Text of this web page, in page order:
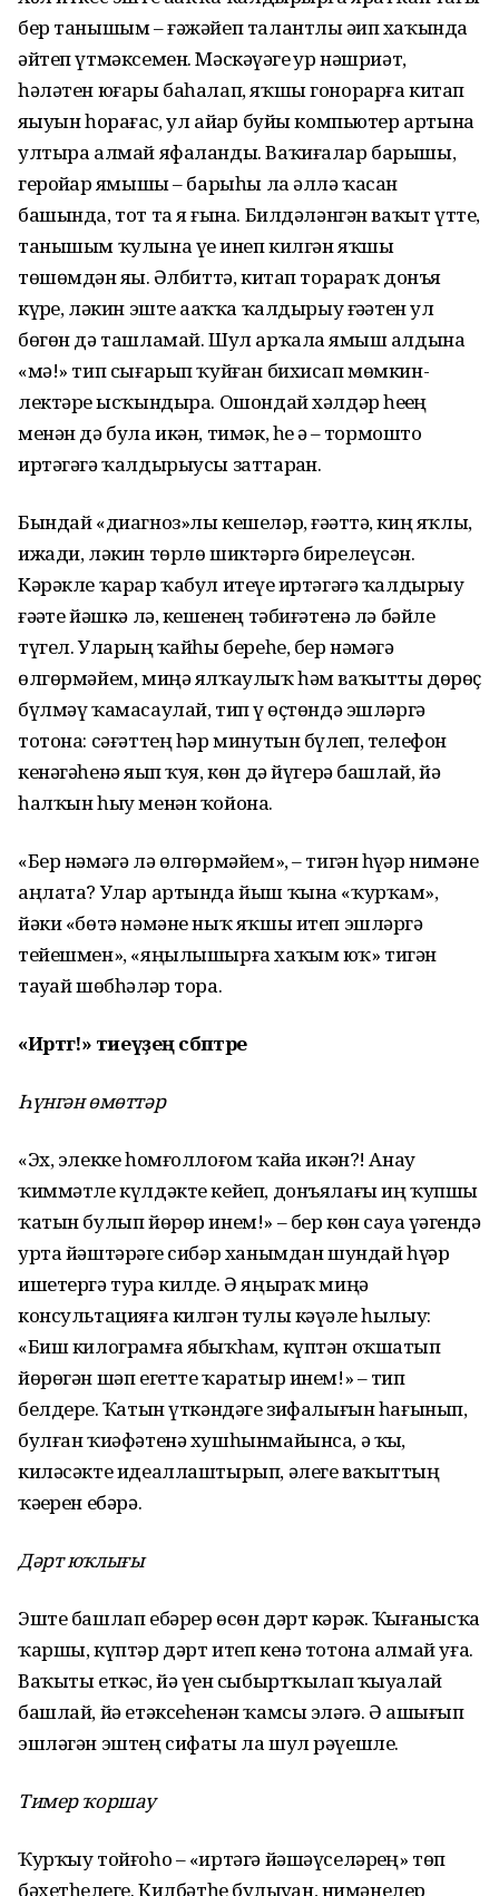
бер танышым – ғәжәйеп талантлы әҙип хаҡында
әйтеп үтмәксемен. Мәскәүҙәге ҙур нәшриәт,
һәләтен юғары баһалап, яҡшы гонорарға китап
яҙыуын һорағас, ул айҙар буйы компьютер артына
ултыра алмай яфаланды. Ваҡиғалар барышы,
геройҙар яҙмышы – барыһы ла әллә ҡасан
башында, тот та яҙ ғына. Билдәләнгән ваҡыт үтте,
танышым ҡулына үҙе инеп килгән яҡшы
төшөмдән яҙҙы. Әлбиттә, китап торараҡ донъя
күрҙе, ләкин эште аҙаҡҡа ҡалдырыу ғәҙәтен ул
бөгөн дә ташламай. Шул арҡала яҙмыш алдына
«мә!» тип сығарып ҡуйған бихисап мөмкин­
лектәрҙе ысҡындыра. Ошондай хәлдәр һеҙҙең
менән дә була икән, тимәк, һеҙ ҙә – тормошто
иртәгәгә ҡалдырыусы заттарҙан.
Бындай «диагноз»лы кешеләр, ғәҙәттә, киң яҡлы,
ижади, ләкин төрлө шиктәргә бирелеүсән.
Кәрәкле ҡарар ҡабул итеүҙе иртәгәгә ҡалдырыу
ғәҙәте йәшкә лә, кешенең тәбиғәтенә лә бәйле
түгел. Уларҙың ҡайһы береһе, бер нәмәгә
өлгөрмәйем, миңә ялҡаулыҡ һәм ваҡытты дөрөҫ
бүлмәү ҡамасаулай, тип үҙ өҫтөндә эшләргә
тотона: сәғәттең һәр минутын бүлеп, телефон
кенәгәһенә яҙып ҡуя, көн дә йүгерә башлай, йә
һалҡын һыу менән ҡойона.
«Бер нәмәгә лә өлгөрмәйем», – тигән һүҙҙәр нимәне
аңлата? Улар артында йыш ҡына «ҡурҡам»,
йәки «бөтә нәмәне ныҡ яҡшы итеп эшләргә
тейешмен», «яңылышырға хаҡым юҡ» тигән
тауҙай шөбһәләр тора.
«Иртәгә!» тиеүҙең сәбәптәре
Һүнгән өмөттәр
«Эх, элекке һомғоллоғом ҡайҙа икән?! Анау
ҡиммәтле күлдәкте кейеп, донъялағы иң ҡупшы
ҡатын булып йөрөр инем!» – бер көн сауҙа үҙәгендә
урта йәштәрҙәге сибәр ханымдан шундай һүҙҙәр
ишетергә тура килде. Ә яңыраҡ миңә
консультацияға килгән тулы кәүҙәле һылыу:
«Биш килограмға ябыҡһам, күптән оҡшатып
йөрөгән шәп егетте ҡаратыр инем!» – тип
белдерҙе. Ҡатын үткәндәге зифалығын һағынып,
булған ҡиәфәтенә хушһынмайынса, ә ҡыҙ,
киләсәкте идеаллаштырып, әлеге ваҡыттың
ҡәҙерен ебәрә.
Дәрт юҡлығы
Эште башлап ебәрер өсөн дәрт кәрәк. Ҡыҙғанысҡа
ҡаршы, күптәр дәрт итеп кенә тотона алмай уға.
Ваҡыты еткәс, йә үҙен сыбыртҡылап ҡыуалай
башлай, йә етәксеһенән ҡамсы эләгә. Ә ашығып
эшләгән эштең сифаты ла шул рәүешле.
Тимер ҡоршау
Ҡурҡыу тойғоһо – «иртәгә йәшәүселәрҙең» төп
бәхетһеҙлеге. Килбәтһеҙ булыуҙан, нимәнелер